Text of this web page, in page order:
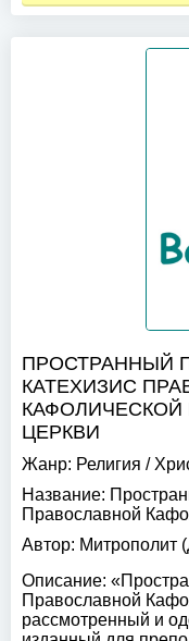
ПРОСТРАННЫЙ
КАТЕХИЗИС
ЦЕРКВИ
Жанр: Религия /
Название:
Православной
Автор: Митрополит
Описание:
Православной
рассмотренный и